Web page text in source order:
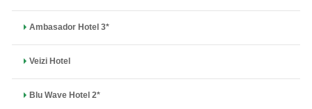
Ambasador Hotel 3*
Veizi Hotel
Blu Wave Hotel 2*